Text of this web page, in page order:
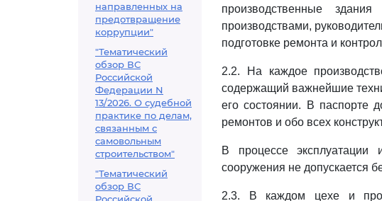
направленных на
предотвращение
коррупции"
"Тематический
обзор ВС
Российской
Федерации N
13/2026. О судебной
практике по делам,
связанным с
самовольным
строительством"
"Тематический
обзор ВС
производственные
производствами,
подготовке ремонта и
2.2. На каждое
содержащий важнейшие
его состоянии. В паспорте
ремонтов и обо всех
В процессе эксплуатации
сооружения не допускается
2.3. В каждом цехе и